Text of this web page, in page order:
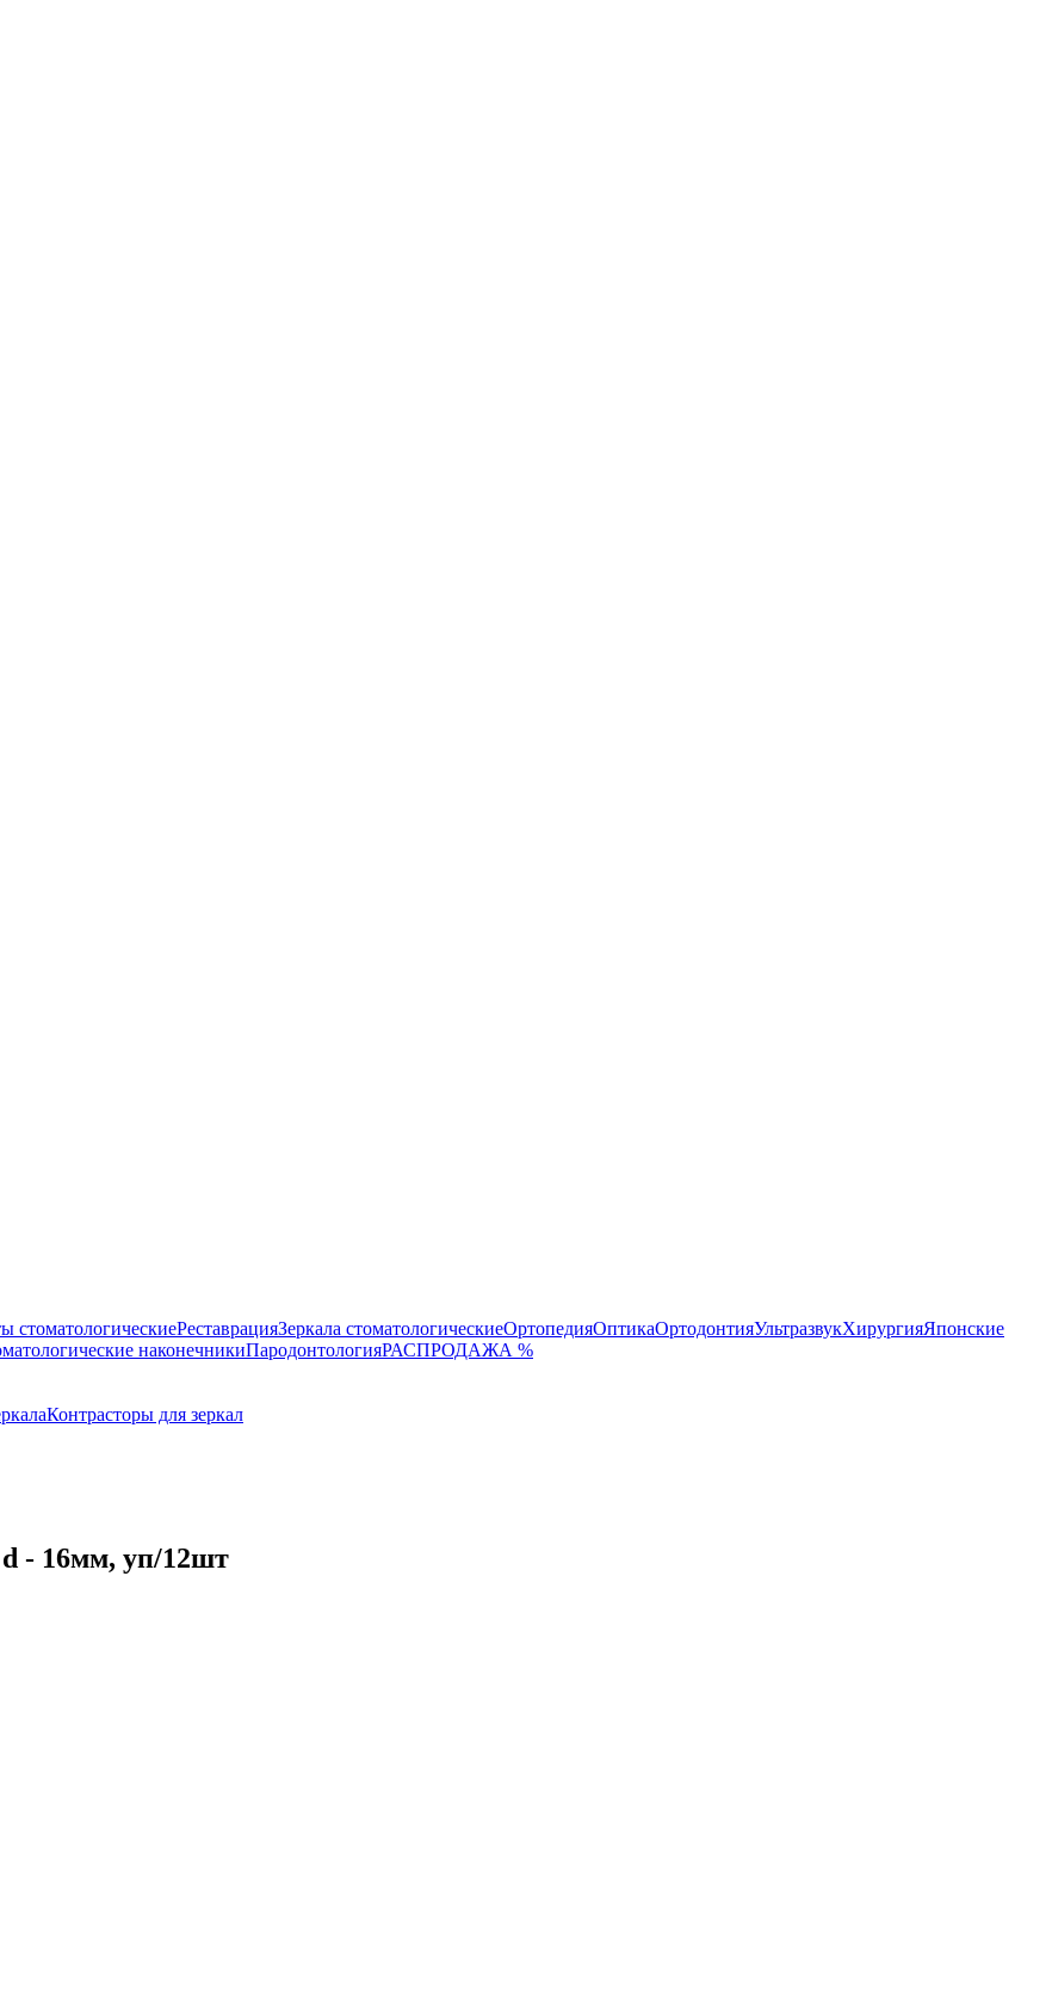
стоматологическиеРеставрацияЗеркала стоматологическиеОртопедияОптикаОртодонтияУльтразвукХирургияЯпонские
наконечникиПародонтологияРАСПРОДАЖА %
Контрасторы для зеркал
- 16мм, уп/12шт